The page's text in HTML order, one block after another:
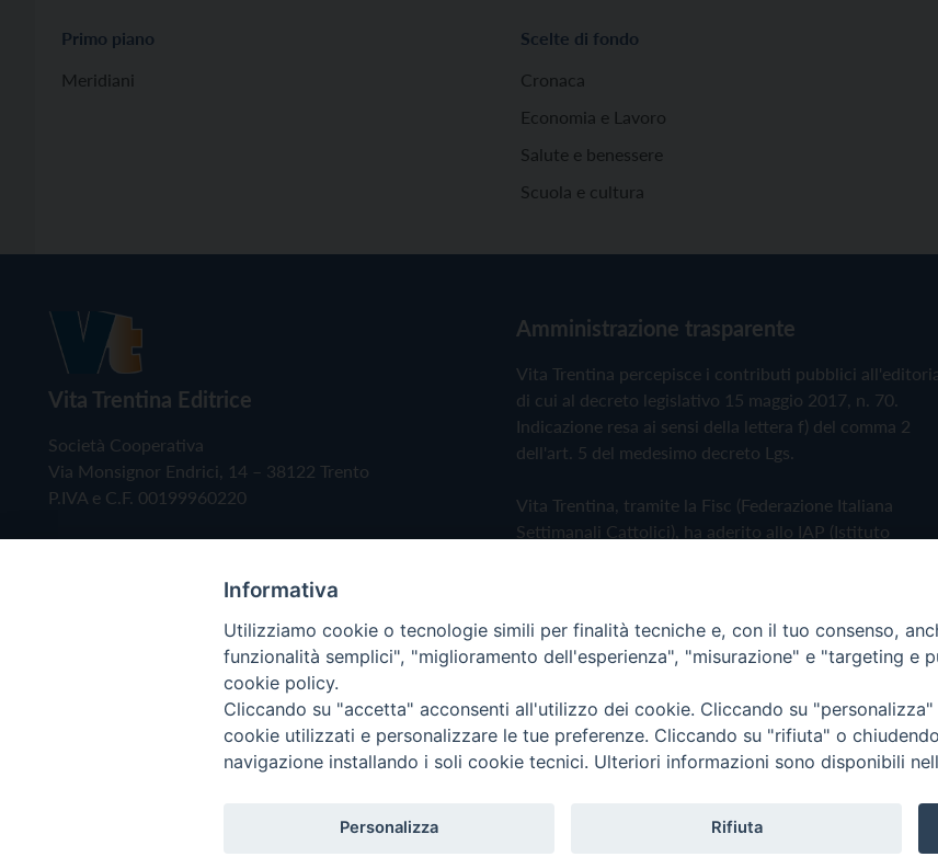
Primo piano
Meridiani
Scelte di fondo
Cronaca
Economia e Lavoro
Salute e benessere
Scuola e cultura
Vita Trentina Editrice
Società Cooperativa
Via Monsignor Endrici, 14 – 38122 Trento
P.IVA e C.F. 00199960220
Amministrazione trasparente
Vita Trentina percepisce i contributi pubblici
di cui al decreto legislativo 15 maggio 2017, n. 70.
Indicazione resa ai sensi della lettera f) del comma 2
dell'art. 5 del medesimo decreto Lgs.
Vita Trentina, tramite la Fisc (Federazione Italiana
Settimanali Cattolici), ha aderito allo IAP (Istituto
Privacy Policy Cookie Policy
Copyright © 2019 - Tutti i diritti riservati - Vita Trentina Editrice
Informativa
Utilizziamo cookie o tecnologie simili per finalità tecniche e, con il tuo consenso,
funzionalità semplici", "miglioramento dell'esperienza", "misurazione" e "targeting e
cookie policy.
Cliccando su "accetta" acconsenti all'utilizzo dei cookie. Cliccando su
cookie utilizzati e personalizzare le tue preferenze. Cliccando su "rifiuta" o
navigazione installando i soli cookie tecnici. Ulteriori informazioni sono disponibili
Personalizza Rifiuta